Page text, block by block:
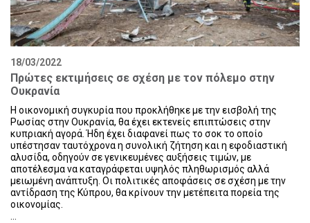
18/03/2022
Πρώτες εκτιμήσεις σε σχέση με τον πόλεμο στην
Ουκρανία
Η οικονομική συγκυρία που προκλήθηκε με την εισβολή της
Ρωσίας στην Ουκρανία, θα έχει εκτενείς επιπτώσεις στην
κυπριακή αγορά. Ήδη έχει διαφανεί πως το σοκ το οποίο
υπέστησαν ταυτόχρονα η συνολική ζήτηση και η εφοδιαστική
αλυσίδα, οδηγούν σε γενικευμένες αυξήσεις τιμών, με
αποτέλεσμα να καταγράφεται υψηλός πληθωρισμός αλλά
μειωμένη ανάπτυξη. Οι πολιτικές αποφάσεις σε σχέση με την
αντίδραση της Κύπρου, θα κρίνουν την μετέπειτα πορεία της
οικονομίας.
...